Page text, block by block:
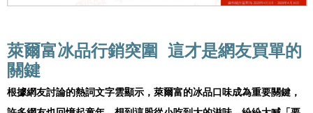
萊爾富冰品行銷突圍 這才是網友買單的
關鍵
根據網友討論的熱詞文字雲顯示，萊爾富的冰品口味成為重要關鍵，